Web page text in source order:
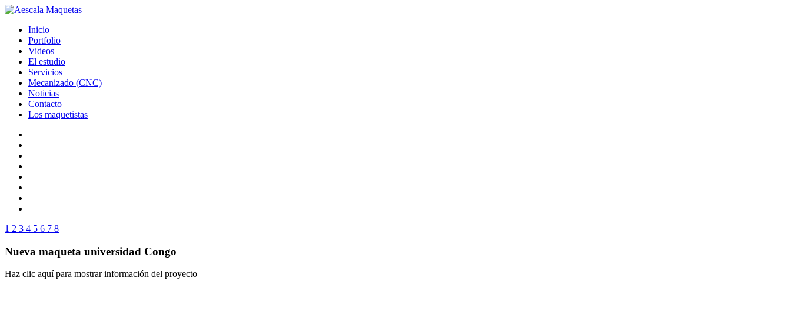
Inicio
Portfolio
Videos
El estudio
Servicios
Mecanizado (CNC)
Noticias
Contacto
Los maquetistas
1 2 3 4 5 6 7 8
Nueva maqueta universidad Congo
Haz clic aquí para mostrar información del proyecto